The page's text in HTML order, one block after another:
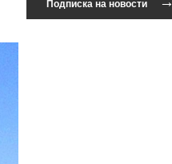
Подписка на новости